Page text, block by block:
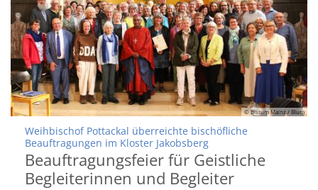
© Bistum Mainz / Blum
Weihbischof Pottackal überreichte bischöfliche
Beauftragungen im Kloster Jakobsberg:
Beauftragungsfeier für Geistliche
Begleiterinnen und Begleiter